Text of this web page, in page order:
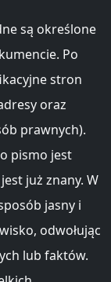
są określone
Po
stron
oraz
prawnych).
pismo jest
już znany. W
jasny i
odwołując
lub faktów.